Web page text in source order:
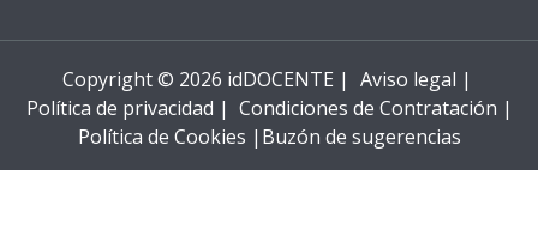
Copyright © 2026 idDOCENTE | Aviso legal |
Política de privacidad | Condiciones de Contratación |
Política de Cookies | Buzón de sugerencias